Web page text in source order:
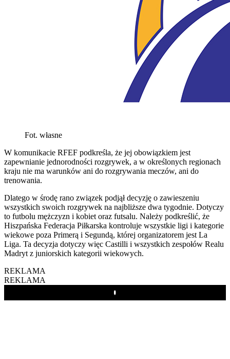
Fot. własne
W komunikacie RFEF podkreśla, że jej obowiązkiem jest
zapewnianie jednorodności rozgrywek, a w określonych regionach
kraju nie ma warunków ani do rozgrywania meczów, ani do
trenowania.
Dlatego w środę rano związek podjął decyzję o zawieszeniu
wszystkich swoich rozgrywek na najbliższe dwa tygodnie. Dotyczy
to futbolu mężczyzn i kobiet oraz futsalu. Należy podkreślić, że
Hiszpańska Federacja Piłkarska kontroluje wszystkie ligi i kategorie
wiekowe poza Primerą i Segundą, której organizatorem jest La
Liga. Ta decyzja dotyczy więc Castilli i wszystkich zespołów Realu
Madryt z juniorskich kategorii wiekowych.
REKLAMA
REKLAMA
Play